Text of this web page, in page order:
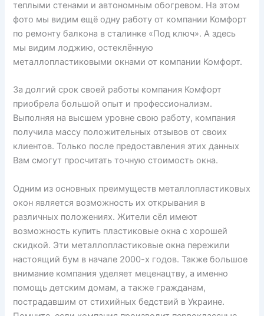
теплыми стенами и автономным обогревом. На этом
фото мы видим ещё одну работу от компании Комфорт
по ремонту балкона в сталинке «Под ключ». А здесь
мы видим лоджию, остеклённую
металлопластиковыми окнами от компании Комфорт.
За долгий срок своей работы компания Комфорт
приобрела большой опыт и профессионализм.
Выполняя на высшем уровне свою работу, компания
получила массу положительных отзывов от своих
клиентов. Только после предоставления этих данных
Вам смогут просчитать точную стоимость окна.
Одним из основных преимуществ металлопластиковых
окон является возможность их открывания в
различных положениях. Жители сёл имеют
возможность купить пластиковые окна с хорошей
скидкой. Эти металлопластиковые окна пережили
настоящий бум в начале 2000-х годов. Также большое
внимание компания уделяет меценацтву, а именно
помощь детским домам, а также гражданам,
пострадавшим от стихийных бедствий в Украине.